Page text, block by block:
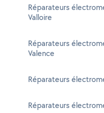
Réparateurs
Valloire
Réparateurs
Valence
Réparateurs
Réparateurs